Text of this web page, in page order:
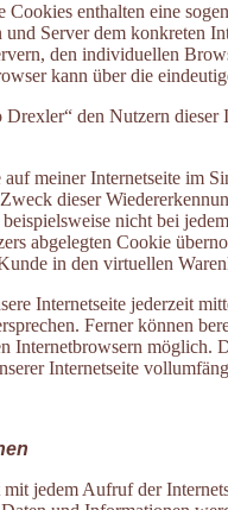
enthalten eine
Server dem konkreten
den individuellen
kann über die
den Nutzern dieser
meiner Internetseite im
dieser
nicht bei
abgelegten Cookie
in den virtuellen
Internetseite jederzeit
Ferner können
Internetbrowsern
Internetseite
jedem Aufruf der